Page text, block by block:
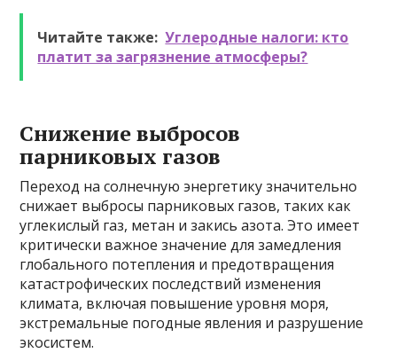
Читайте также: Углеродные налоги: кто
платит за загрязнение атмосферы?
Снижение выбросов
парниковых газов
Переход на солнечную энергетику значительно
снижает выбросы парниковых газов, таких как
углекислый газ, метан и закись азота. Это имеет
критически важное значение для замедления
глобального потепления и предотвращения
катастрофических последствий изменения
климата, включая повышение уровня моря,
экстремальные погодные явления и разрушение
экосистем.